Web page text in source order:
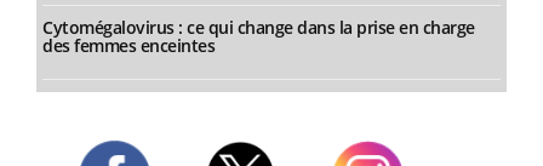
Cytomégalovirus : ce qui change dans la prise en charge
des femmes enceintes